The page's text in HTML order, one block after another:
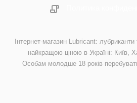
Інтернет-магазин Lubricant:
найкращою ціною в Україні: Київ,
Особам молодше 18 років